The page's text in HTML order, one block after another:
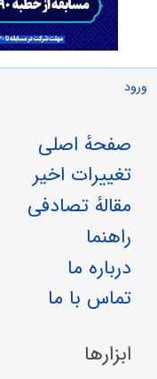
ورود
صفحهٔ اصلی
تغییرات اخیر
مقالهٔ تصادفی
راهنما
درباره ما
تماس با ما
ابزارها